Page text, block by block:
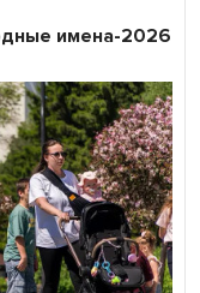
имена-2026